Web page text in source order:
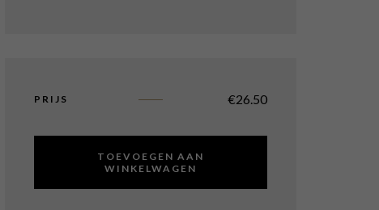
PRIJS €26.50
TOEVOEGEN AAN
WINKELWAGEN